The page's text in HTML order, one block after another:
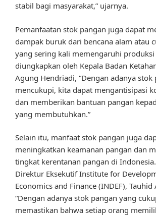
stabil bagi masyarakat,” ujarnya.
Pemanfaatan stok pangan juga dapat
dampak buruk dari bencana alam atau
yang sering kali memengaruhi
diungkapkan oleh Kepala Badan
Agung Hendriadi, “Dengan adanya stok
mencukupi, kita dapat mengantisipasi
dan memberikan bantuan pangan
yang membutuhkan.”
Selain itu, manfaat stok pangan juga
meningkatkan keamanan pangan dan
tingkat kerentanan pangan di
Direktur Eksekutif Institute for
Economics and Finance (INDEF), Tauhid
“Dengan adanya stok pangan yang
memastikan bahwa setiap orang